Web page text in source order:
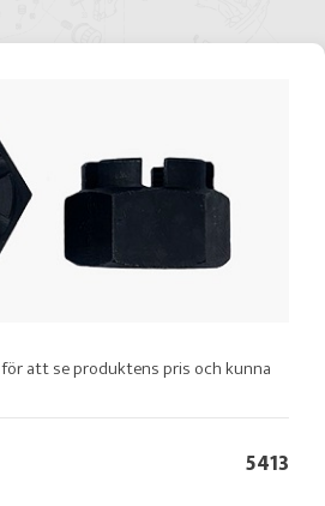
för att se produktens pris och kunna
5413